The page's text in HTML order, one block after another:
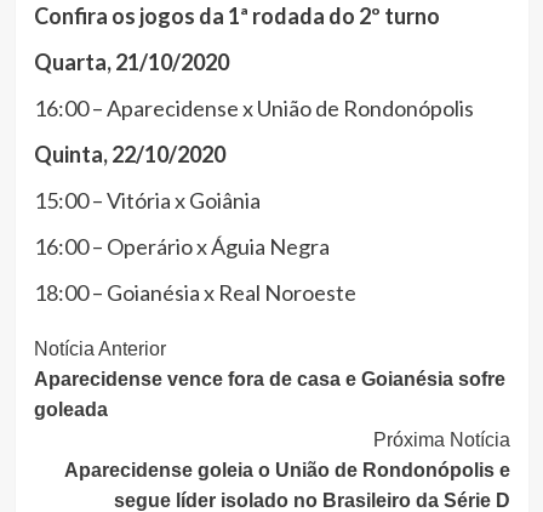
Confira os jogos da 1ª rodada do 2º turno
Quarta, 21/10/2020
16:00 – Aparecidense x União de Rondonópolis
Quinta, 22/10/2020
15:00 – Vitória x Goiânia
16:00 – Operário x Águia Negra
18:00 – Goianésia x Real Noroeste
Continue
Lendo
Notícia Anterior
Aparecidense vence fora de casa e Goianésia sofre
goleada
Próxima Notícia
Aparecidense goleia o União de Rondonópolis e
segue líder isolado no Brasileiro da Série D